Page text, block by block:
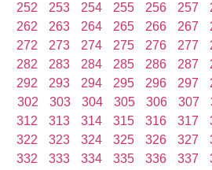
252
253 254 255 256 257
262
263 264 265 266 267
272
273 274 275 276 277
282
283 284 285 286 287
292
293 294 295 296 297
302
303 304 305 306 307
312
313 314 315 316 317
322
323 324 325 326 327
332
333 334 335 336 337